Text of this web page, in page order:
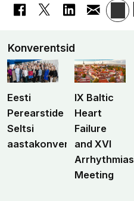
Konverentsid
Eesti
Perearstide
Seltsi
aastakonverents
IX Baltic
Heart
Failure
and XVI
Arrhythmias
Meeting